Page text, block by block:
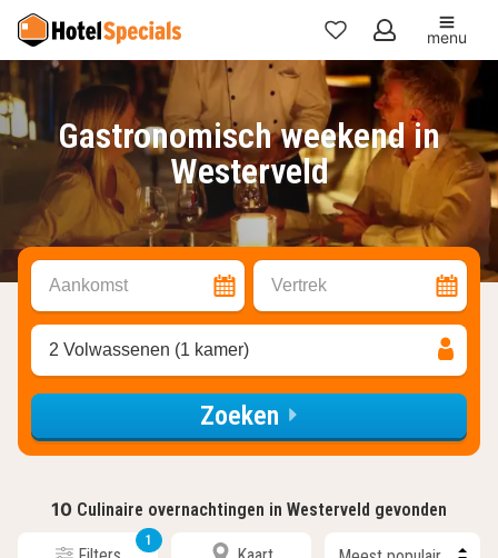
Mijn
favorieten
menu
Gastronomisch weekend in
Westerveld
Aankomst Vertrek
2 Volwassenen (1 kamer)
Zoeken
10 Culinaire overnachtingen in Westerveld gevonden
1